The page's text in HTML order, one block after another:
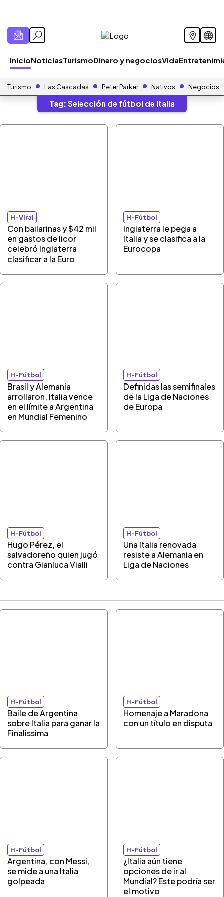
InicioNoticiasTurismoDinero y negociosVida
Turismo Las Cascadas Peter Parker Nativos Negocios
Tag: Selección de fútbol de Italia
H-Viral
Con bailarinas y $42 mil
en gastos de licor
celebró Inglaterra
clasificar a la Euro
H-Fútbol
Inglaterra le pega a
Italia y se clasifica a la
Eurocopa
H-Fútbol
Brasil y Alemania
arrollaron, Italia vence
en el límite a Argentina
en Mundial Femenino
H-Fútbol
Definidas las semifinales
de la Liga de Naciones
de Europa
H-Fútbol
Hugo Pérez, el
salvadoreño quien jugó
contra Gianluca Vialli
H-Fútbol
Una Italia renovada
resiste a Alemania en
Liga de Naciones
H-Fútbol
Baile de Argentina
sobre Italia para ganar la
Finalissima
H-Fútbol
Homenaje a Maradona
con un título en disputa
H-Fútbol
Argentina, con Messi,
se mide a una Italia
golpeada
H-Fútbol
¿Italia aún tiene
opciones de ir al
Mundial? Este podría ser
el motivo